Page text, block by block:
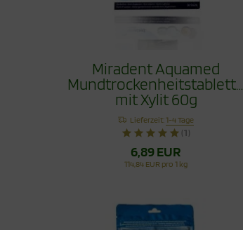
Miradent Aquamed
Mundtrockenheitstablette
mit Xylit 60g
Lieferzeit:1-4 Tage
(1)
6,89 EUR
114,84 EUR pro 1 kg